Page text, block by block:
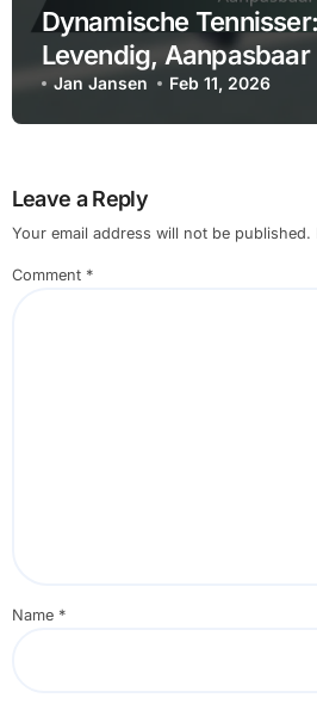
Dynamische
Levendig, Aanpasbaar
Jan Jansen Feb 11, 2026
Leave a Reply
Your email address will not be published.
Comment *
Name *